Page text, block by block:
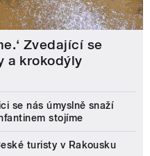
Zvedající se
a krokodýly
se nás úmyslně snaží
stojíme
turisty v Rakousku